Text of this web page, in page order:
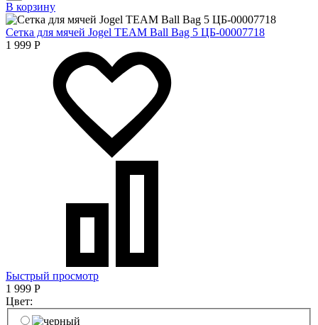
В корзину
Сетка для мячей Jogel TEAM Ball Bag 5 ЦБ-00007718
1 999 Р
Быстрый просмотр
1 999 Р
Цвет: